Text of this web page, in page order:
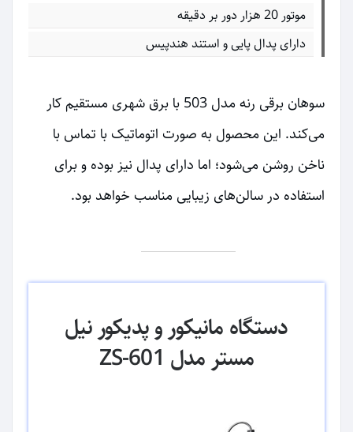
موتور 20 هزار دور بر دقیقه
دارای پدال پایی و استند هندپیس
سوهان برقی رنه مدل 503 با برق شهری مستقیم کار
می‌کند. این محصول به صورت اتوماتیک با تماس با
ناخن روشن می‌شود؛ اما دارای پدال نیز بوده و برای
استفاده در سالن‌های زیبایی مناسب خواهد بود.
دستگاه مانیکور و پدیکور نیل
مستر مدل ZS-601